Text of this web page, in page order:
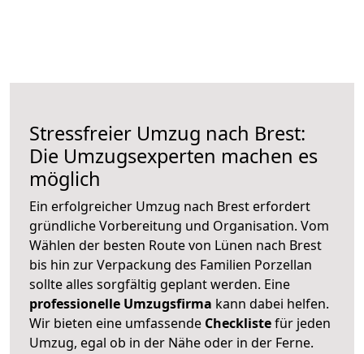
Stressfreier Umzug nach Brest:
Die Umzugsexperten machen es
möglich
Ein erfolgreicher Umzug nach Brest erfordert
gründliche Vorbereitung und Organisation. Vom
Wählen der besten Route von Lünen nach Brest
bis hin zur Verpackung des Familien Porzellan
sollte alles sorgfältig geplant werden. Eine
professionelle Umzugsfirma kann dabei helfen.
Wir bieten eine umfassende Checklistefür jeden
Umzug, egal ob in der Nähe oder in der Ferne.